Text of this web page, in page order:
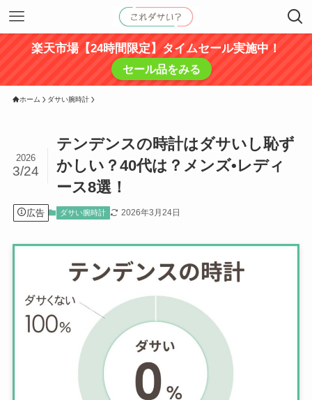
楽天市場【24時間限定】タイムセール実施中！
セール品をみる
ホーム ダサい腕時計
テンデンスの時計はダサいし恥ず
かしい？40代は？メンズ•レディ
ース8選！
2026
3/24
広告 ダサい腕時計 2026年3月24日